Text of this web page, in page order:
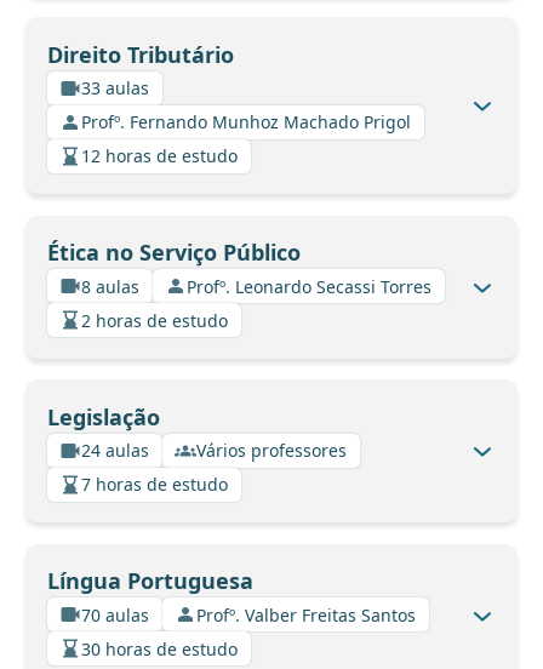
Direito Tributário
33 aulas
Profº. Fernando Munhoz Machado Prigol
12 horas de estudo
Ética no Serviço Público
8 aulas
Profº. Leonardo Secassi Torres
2 horas de estudo
Legislação
24 aulas
Vários professores
7 horas de estudo
Língua Portuguesa
70 aulas
Profº. Valber Freitas Santos
30 horas de estudo